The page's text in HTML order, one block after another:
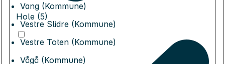
Vang (Kommune)
Vestre Slidre (Kommune)
Vestre Toten (Kommune)
Vågå (Kommune)
Hole (5)